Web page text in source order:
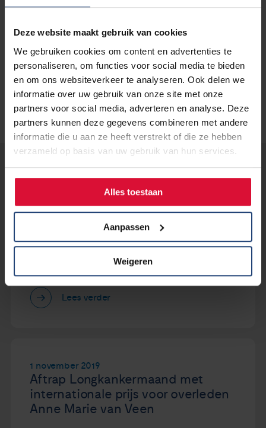
Deze website maakt gebruik van cookies
We gebruiken cookies om content en advertenties te
personaliseren, om functies voor social media te bieden
en om ons websiteverkeer te analyseren. Ook delen we
informatie over uw gebruik van onze site met onze
partners voor social media, adverteren en analyse. Deze
partners kunnen deze gegevens combineren met andere
informatie die u aan ze heeft verstrekt of die ze hebben
verzameld op basis van uw gebruik van hun services.
Alles toestaan
Aanpassen
Weigeren
Lees hier verder ->>
Lees verder...
6 november 2019
Landelijke bijeenkomst zorgt voor
veel verbinding en een
ontroerende prijsuitreiking
Lees verder
1 november 2019
Aftrap Longkankermaand met
internationale prijs voor overleden
Anne Marie van Veen